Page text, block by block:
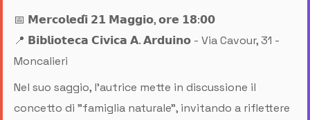
📅 𝗠𝗲𝗿𝗰𝗼𝗹𝗲𝗱𝗶̀ 𝟮𝟭 𝗠𝗮𝗴𝗴𝗶𝗼, 𝗼𝗿𝗲 𝟭𝟴:𝟬𝟬
📍 𝗕𝗶𝗯𝗹𝗶𝗼𝘁𝗲𝗰𝗮 𝗖𝗶𝘃𝗶𝗰𝗮 𝗔. 𝗔𝗿𝗱𝘂𝗶𝗻𝗼 - Via Cavour, 31 -
Moncalieri
Nel suo saggio, l'autrice mette in discussione il
concetto di "famiglia naturale", invitando a riflettere